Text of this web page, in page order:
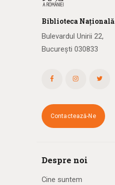
Biblioteca Națională
Bulevardul Unirii 22,
București 030833
Contactează-Ne
Despre noi
Cine suntem